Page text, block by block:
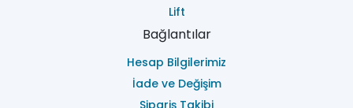
Lift
Bağlantılar
Hesap Bilgilerimiz
İade ve Değişim